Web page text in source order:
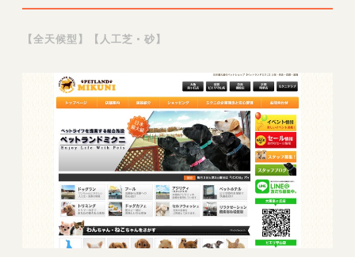
【全天候型】【人工芝・砂】